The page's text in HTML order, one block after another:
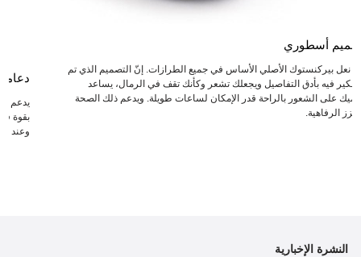
أسطوري
نعل بيركنستوك الأصلي الأساس في جميع الطرازات. إنّ التصميم الذي تم
فيه بأدق التفاصيل ويجعلك تشعر وكأنك تقف في الرمال، يساعد
على الشعور بالراحة قدر الإمكان لساعات طويلة. ويدعم ذلك الصحة
الرفاهية.
يدعم
بقوة
وعند
النشرة الإخبارية